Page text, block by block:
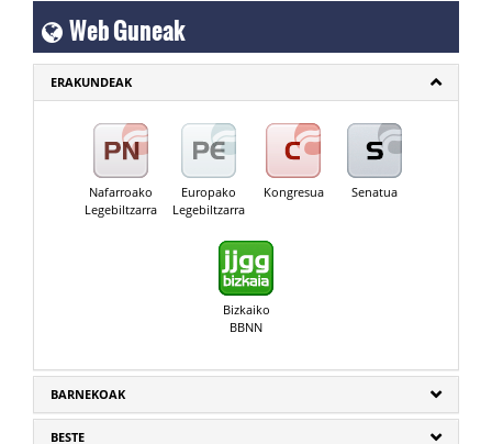
Web Guneak
ERAKUNDEAK
Nafarroako
Legebiltzarra
Europako
Legebiltzarra
Kongresua Senatua
Bizkaiko
BBNN
BARNEKOAK
BESTE